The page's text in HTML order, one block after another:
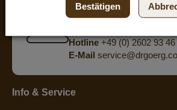
Mo - Do 8:00 - 15:30 Uhr
Hotline+49 (0) 2602 93 46
E-Mail
Info & Service
Bestätigen